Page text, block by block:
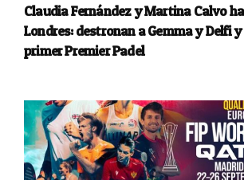
Claudia Fernández y Martina Calvo
Londres: destronan a Gemma y Delfi
primer Premier Padel